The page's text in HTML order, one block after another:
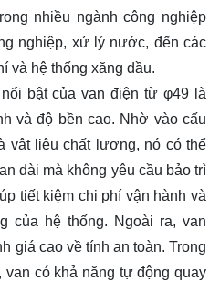
nhiều ngành công nghiệp
nghiệp, xử lý nước, đến các
và hệ thống xăng dầu.
bật của van điện từ φ49 là
và độ bền cao. Nhờ vào cấu
vật liệu chất lượng, nó có thể
dài mà không yêu cầu bảo trì
tiết kiệm chi phí vận hành và
của hệ thống. Ngoài ra, van
giá cao về tính an toàn. Trong
van có khả năng tự động quay